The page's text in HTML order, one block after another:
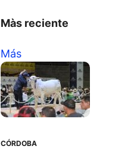
Màs reciente
Más
CÓRDOBA